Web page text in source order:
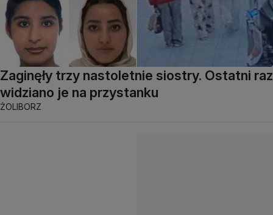
Zaginęły trzy nastoletnie siostry. Ostatni raz
widziano je na przystanku
ŻOLIBORZ